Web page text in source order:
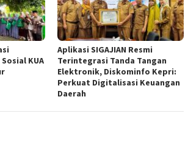
KUA
Aplikasi SIGAJIAN Resmi
Terintegrasi Tanda Tangan
Elektronik, Diskominfo Kepri:
Perkuat Digitalisasi Keuangan
Daerah